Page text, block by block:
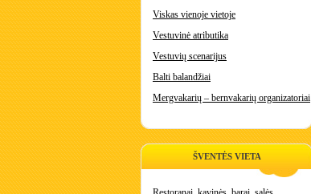
Viskas vienoje vietoje
Vestuvinė atributika
Vestuvių scenarijus
Balti balandžiai
Mergvakarių – bernvakarių organizatoriai
ŠVENTĖS VIETA